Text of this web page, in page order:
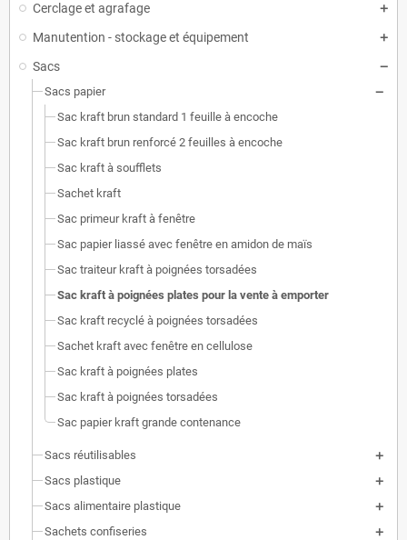
Cerclage et agrafage
Manutention - stockage et équipement
Sacs
Sacs papier
Sac kraft brun standard 1 feuille à encoche
Sac kraft brun renforcé 2 feuilles à encoche
Sac kraft à soufflets
Sachet kraft
Sac primeur kraft à fenêtre
Sac papier liassé avec fenêtre en amidon de maïs
Sac traiteur kraft à poignées torsadées
Sac kraft à poignées plates pour la vente à emporter
Sac kraft recyclé à poignées torsadées
Sachet kraft avec fenêtre en cellulose
Sac kraft à poignées plates
Sac kraft à poignées torsadées
Sac papier kraft grande contenance
Sacs réutilisables
Sacs plastique
Sacs alimentaire plastique
Sachets confiseries